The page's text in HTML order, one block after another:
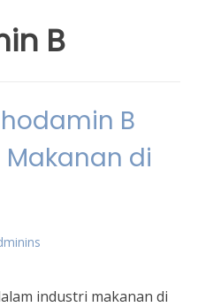
B
B
di
industri makanan di